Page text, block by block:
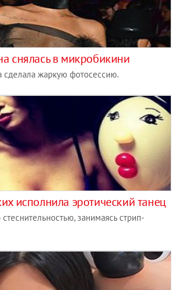
снялась в микробикини
сделала жаркую фотосессию.
исполнила эротический танец
занимаясь стрип-